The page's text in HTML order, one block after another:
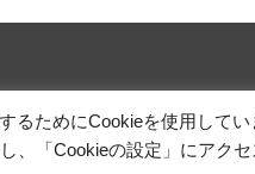
TOP
ABOUT
るためにCookieを使用してい
、「Cookieの設定」にアクセ